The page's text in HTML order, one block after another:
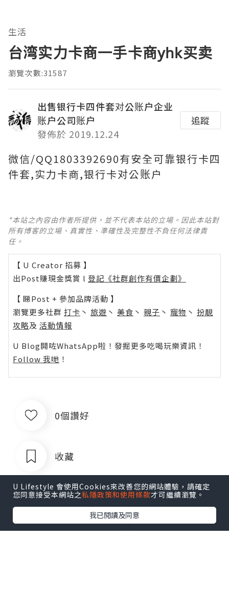
生活
台湾实力卡商一手卡商yhk买卖
瀏覽次數:31587
出售银行卡四件套对公账户企业
账户公司账户
發佈於 2019.12.24
追蹤
微信/QQ1803392690有安全可靠银行卡四
件套,实力卡商,银行卡对公账户
*本站之內容由作者所提供，並不代表本站的立場。因此本站對
所有博客的立場、真實性、準確性及完整性不負任何法律責
任。
【 U Creator 招募 】
出Post賺現金獎賞 l 登記《社群創作有價企劃》
【 睇Post + 參加品牌活動 】
瀏覽更多社群 打卡 丶 旅遊 丶 美食 丶 親子 丶 寵物 丶 扮靚
攻略及 活動情報
U Blog開咗WhatsApp啦！發掘更多吃喝玩樂資訊！
Follow 我哋 ！
0個讚好
收藏
U Lifestyle 會使用Cookies來改善您的網站體驗，請確定
您同意接受本網站之私隱政策和使用條款才可繼續瀏覽。
我已閱讀及同意